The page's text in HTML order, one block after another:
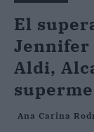
El
Jennifer
Aldi,
Ana Carina